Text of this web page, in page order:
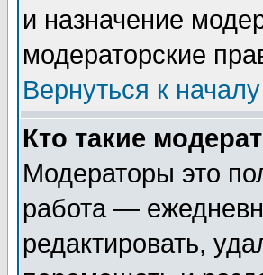
и назначение
модераторские
Вернуться к началу
Кто такие
Модераторы это
работа —
редактировать,